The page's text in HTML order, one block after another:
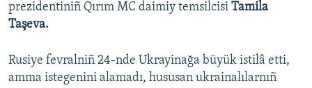
prezidentiniñ Qırım MC daimiy temsilcisi Tamila
Taşeva.
Rusiye fevralniñ 24-nde Ukrayinağa büyük istilâ etti,
amma istegenini alamadı, hususan ukrainalılarnıñ